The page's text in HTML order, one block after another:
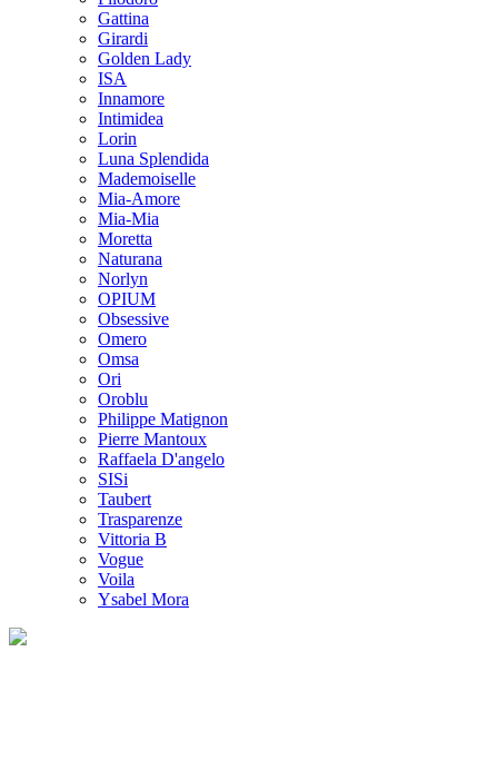
Gattina
Girardi
Golden Lady
ISA
Innamore
Intimidea
Lorin
Luna Splendida
Mademoiselle
Mia-Amore
Mia-Mia
Moretta
Naturana
Norlyn
OPIUM
Obsessive
Omero
Omsa
Ori
Oroblu
Philippe Matignon
Pierre Mantoux
Raffaela D'angelo
SISi
Taubert
Trasparenze
Vittoria B
Vogue
Voila
Ysabel Mora